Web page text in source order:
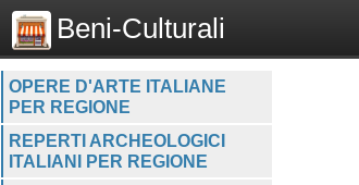
Beni-Culturali
OPERE D'ARTE ITALIANE
PER REGIONE
REPERTI ARCHEOLOGICI
ITALIANI PER REGIONE